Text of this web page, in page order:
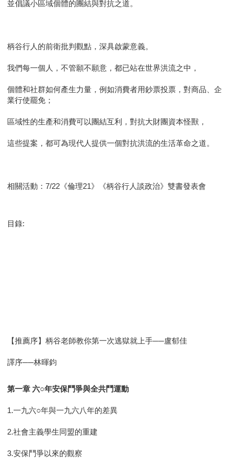
並倡議小區域個體的團結與對抗之道。
柄谷行人的前衛批判觀點，深具啟蒙意義。
我們每一個人，不管願不願意，都已站在世界洪流之中，
個體和社群如何產生力量，例如消費者用鈔票投票，對商品、企
業行使罷免；
區域性的生產和消費可以團結互利，對抗大財團資本怪獸，
這些提案，都可為現代人提供一個對抗洪流的生活革命之道。
相關活動：7/22《倫理21》《柄谷行人談政治》雙書發表會
目錄:
【推薦序】柄谷老師教你第一次逃獄就上手──盧郁佳
譯序──林暉鈞
第一章 六○年安保鬥爭與全共鬥運動
1.一九六○年與一九六八年的差異
2.社會主義學生同盟的重建
3.安保鬥爭以來的觀察